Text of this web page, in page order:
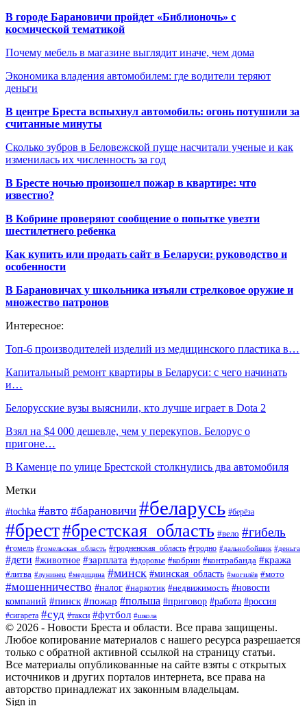
В городе Барановичи пройдет «Библионочь» с
космической тематикой
Почему мебель в магазине выглядит иначе, чем дома
Экономика владения автомобилем: где водители теряют
деньги
В центре Бреста вспыхнул автомобиль: огонь потушили за
считанные минуты
Сколько зубров в Беловежской пуще насчитали ученые и как
изменилась их численность за год
В Бресте ночью произошел пожар в квартире: что
известно?
В Кобрине проверяют сообщение о попытке увезти
шестилетнего ребенка
Как купить или продать сайт в Беларуси: руководство и
особенности
В Барановичах у школьника изъяли стрелковое оружие и
множество патронов
Интересное:
Топ-6 производителей изделий из медицинского пластика в…
Капитальный ремонт квартиры в Беларуси: с чего начинать
и…
Белорусские вузы выяснили, кто лучше играет в Dota 2
Взял на $4 000 дешевле, чем у перекупов. Белорус о
пригоне…
В Каменце по улице Брестской столкнулись два автомобиля
Метки
#tochka #авто #барановичи #беларусь #берёза
#брест#брестская_область #вело #гибель
#гомель #гомельская_область #гродненская_область #гродно #дальнобойщик #деньга
#дети #животное #зарплата #здоровье #кобрин #контрабанда #кража
#литва #лунинец #медицина #минск #минская_область #могилёв #мото
#мошенничество #налог #наркотик #недвижимость #новости
компаний #пинск #пожар #польша #приговор #работа #россия
#сигарета #суд #такси #футбол #школа
© 2026 - Новости Бреста и области. Все права защищены.
Любое копирование материалов с нашего ресурса разрешается
только с обратной активной ссылкой на страницу статьи.
Все материалы опубликованные на сайте взяты с открытых
источников и других порталов интернета, все права на
авторство принадлежат их законным владельцам.
Sign in